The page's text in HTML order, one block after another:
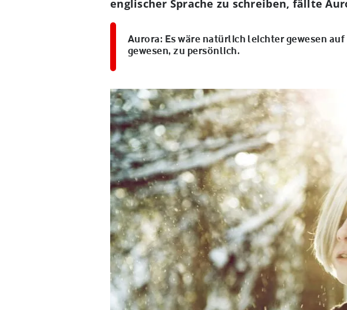
englischer Sprache zu schreiben, fällte
Aurora: Es wäre natürlich leichter gewesen
gewesen, zu persönlich.